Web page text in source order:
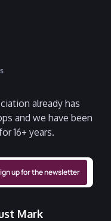
already has
and we have been
16+ years.
Mark